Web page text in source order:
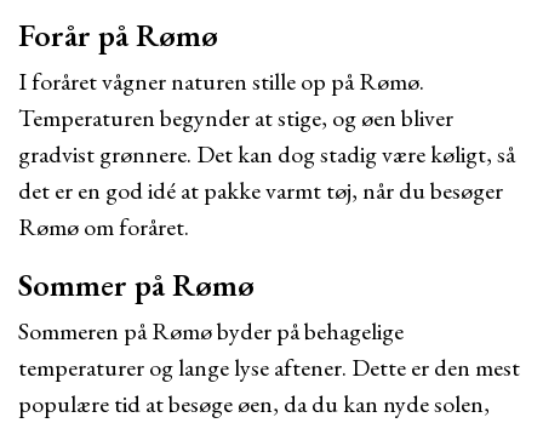
Forår på Rømø
I foråret vågner naturen stille op på Rømø.
Temperaturen begynder at stige, og øen bliver
gradvist grønnere. Det kan dog stadig være køligt, så
det er en god idé at pakke varmt tøj, når du besøger
Rømø om foråret.
Sommer på Rømø
Sommeren på Rømø byder på behagelige
temperaturer og lange lyse aftener. Dette er den mest
populære tid at besøge øen, da du kan nyde solen,